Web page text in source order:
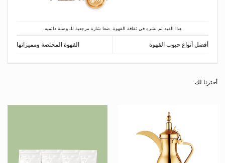
هذا القيد تم نشره في ثقافة القهوة . ضعا شارة مرجعية للـ وصلة دائميه
أفضل أنواع حبوب القهوة القهوة المختصة ومميزاتها
أخترنا لك